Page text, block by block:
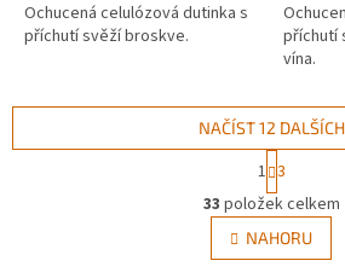
Ochucená celulózová dutinka s
příchutí svěží broskve.
příchutí
vína.
O
v
l
á
NAČÍST 12 DALŠÍCH
t
r
á
n
k
1 3
33 položek celkem
NAHORU